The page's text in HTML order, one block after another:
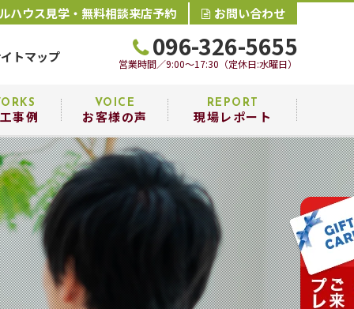
トマップ
ハウス見学・無料相談来店予約 お問い合わせ
096-326-5655
営業時間／9:00～17:30（定休日:水曜日）
事例
VOICE
お客様の声
REPORT
現場レポート